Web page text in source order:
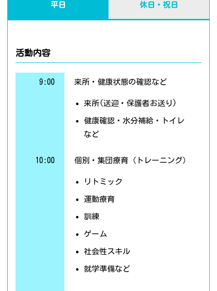
平日 休日・祝日
活動内容
9:00 来所・健康状態の確認など
来所(送迎・保護者お送り)
健康確認・水分補給・トイレ
など
10:00 個別・集団療育（トレーニング）
リトミック
運動療育
訓練
ゲーム
社会性スキル
就学準備など